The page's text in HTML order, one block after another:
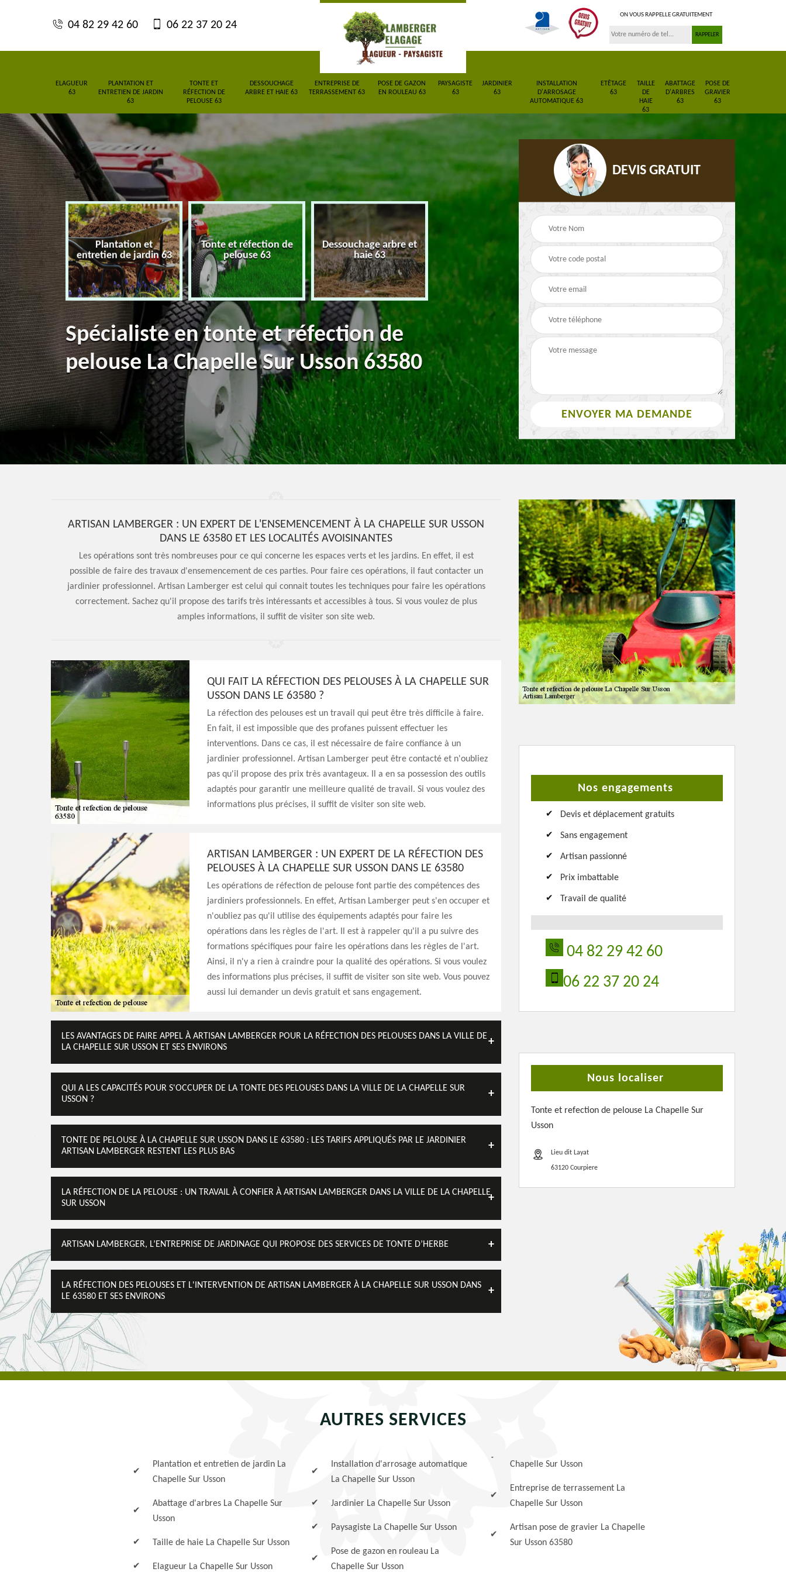
04 82 29 42 60 06 22 37 20 24
ON VOUS RAPPELLE GRATUITEMENT
ELAGUEUR
63
PLANTATION ET
ENTRETIEN DE JARDIN
63
TONTE ET
RÉFECTION DE
PELOUSE 63
DESSOUCHAGE
ARBRE ET HAIE 63
ENTREPRISE DE
TERRASSEMENT 63
POSE DE GAZON
EN ROULEAU 63
PAYSAGISTE
63
JARDINIER
63
INSTALLATION
D'ARROSAGE
AUTOMATIQUE 63
ETÊTAGE
63
TAILLE
DE
HAIE
63
ABATTAGE
D'ARBRES
63
POSE DE
GRAVIER
63
63
Plantation et
entretien de jardin 63
Tonte et réfection de
pelouse 63
Dessouchage arbre et
haie 63
Entreprise de
terrassement 63
Pose de gazon en
rouleau 63
Paysagiste 63
Spécialiste en tonte et réfection de
pelouse La Chapelle Sur Usson 63580
DEVIS GRATUIT
ARTISAN LAMBERGER : UN EXPERT DE L'ENSEMENCEMENT À LA CHAPELLE SUR USSON
DANS LE 63580 ET LES LOCALITÉS AVOISINANTES
Les opérations sont très nombreuses pour ce qui concerne les espaces verts et les jardins. En effet, il est
possible de faire des travaux d'ensemencement de ces parties. Pour faire ces opérations, il faut contacter un
jardinier professionnel. Artisan Lamberger est celui qui connait toutes les techniques pour faire les opérations
correctement. Sachez qu'il propose des tarifs très intéressants et accessibles à tous. Si vous voulez de plus
amples informations, il suffit de visiter son site web.
QUI FAIT LA RÉFECTION DES PELOUSES À LA CHAPELLE SUR
USSON DANS LE 63580 ?
La réfection des pelouses est un travail qui peut être très difficile à faire.
En fait, il est impossible que des profanes puissent effectuer les
interventions. Dans ce cas, il est nécessaire de faire confiance à un
jardinier professionnel. Artisan Lamberger peut être contacté et n'oubliez
pas qu'il propose des prix très avantageux. Il a en sa possession des outils
adaptés pour garantir une meilleure qualité de travail. Si vous voulez des
informations plus précises, il suffit de visiter son site web.
ARTISAN LAMBERGER : UN EXPERT DE LA RÉFECTION DES
PELOUSES À LA CHAPELLE SUR USSON DANS LE 63580
Les opérations de réfection de pelouse font partie des compétences des
jardiniers professionnels. En effet, Artisan Lamberger peut s'en occuper et
n'oubliez pas qu'il utilise des équipements adaptés pour faire les
opérations dans les règles de l'art. Il est à rappeler qu'il a pu suivre des
formations spécifiques pour faire les opérations dans les règles de l'art.
Ainsi, il n'y a rien à craindre pour la qualité des opérations. Si vous voulez
des informations plus précises, il suffit de visiter son site web. Vous pouvez
aussi lui demander un devis gratuit et sans engagement.
LES AVANTAGES DE FAIRE APPEL À ARTISAN LAMBERGER POUR LA RÉFECTION DES PELOUSES DANS LA VILLE DE
LA CHAPELLE SUR USSON ET SES ENVIRONS
QUI A LES CAPACITÉS POUR S'OCCUPER DE LA TONTE DES PELOUSES DANS LA VILLE DE LA CHAPELLE SUR
USSON ?
TONTE DE PELOUSE À LA CHAPELLE SUR USSON DANS LE 63580 : LES TARIFS APPLIQUÉS PAR LE JARDINIER
ARTISAN LAMBERGER RESTENT LES PLUS BAS
LA RÉFECTION DE LA PELOUSE : UN TRAVAIL À CONFIER À ARTISAN LAMBERGER DANS LA VILLE DE LA CHAPELLE
SUR USSON
ARTISAN LAMBERGER, L’ENTREPRISE DE JARDINAGE QUI PROPOSE DES SERVICES DE TONTE D’HERBE
LA RÉFECTION DES PELOUSES ET L'INTERVENTION DE ARTISAN LAMBERGER À LA CHAPELLE SUR USSON DANS
LE 63580 ET SES ENVIRONS
Nos engagements
Devis et déplacement gratuits
Sans engagement
Artisan passionné
Prix imbattable
Travail de qualité
04 82 29 42 60
06 22 37 20 24
Nous localiser
Tonte et refection de pelouse La Chapelle Sur
Usson
Lieu dit Layat
63120 Courpiere
AUTRES SERVICES
Plantation et entretien de jardin La
Chapelle Sur Usson
Abattage d'arbres La Chapelle Sur
Usson
Taille de haie La Chapelle Sur Usson
Elagueur La Chapelle Sur Usson
Installation d'arrosage automatique
La Chapelle Sur Usson
Jardinier La Chapelle Sur Usson
Paysagiste La Chapelle Sur Usson
Pose de gazon en rouleau La
Chapelle Sur Usson
Chapelle Sur Usson
Entreprise de terrassement La
Chapelle Sur Usson
Artisan pose de gravier La Chapelle
Sur Usson 63580